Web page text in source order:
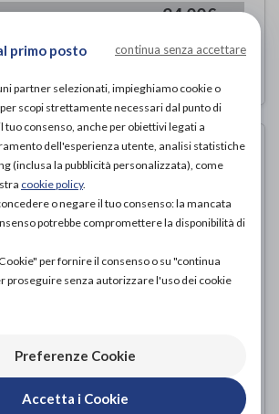
IN NEGOZIO DA24,00€
ONLINE DA24,00€
PODARTIS JANE
primo posto continua senza accettare
partner selezionati, impieghiamo cookie o
scopi strettamente necessari dal punto di
tuo consenso, anche per obiettivi legati a
dell'esperienza utente, analisi statistiche
(inclusa la pubblicità personalizzata), come
cookie policy.
o negare il tuo consenso: la mancata
potrebbe compromettere la disponibilità di
per fornire il consenso o su "continua
proseguire senza autorizzare l'uso dei cookie
Preferenze Cookie
Accetta i Cookie